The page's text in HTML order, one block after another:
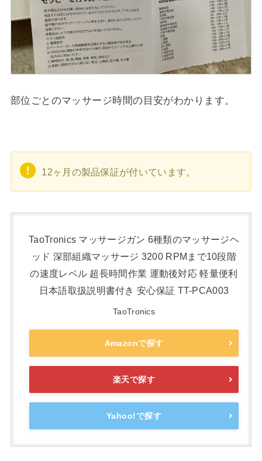
部位ごとのマッサージ時間の目安がわかります。
12ヶ月の製品保証が付いています。
TaoTronics マッサージガン 6種類のマッサージヘ
ッド 深部組織マッサージ 3200 RPMまで10段階
の速度レベル 超長時間作業 運動後対応 軽量便利
日本語取扱説明書付き 安心保証 TT-PCA003
TaoTronics
Amazonで探す
楽天で探す
Yahoo!で探す